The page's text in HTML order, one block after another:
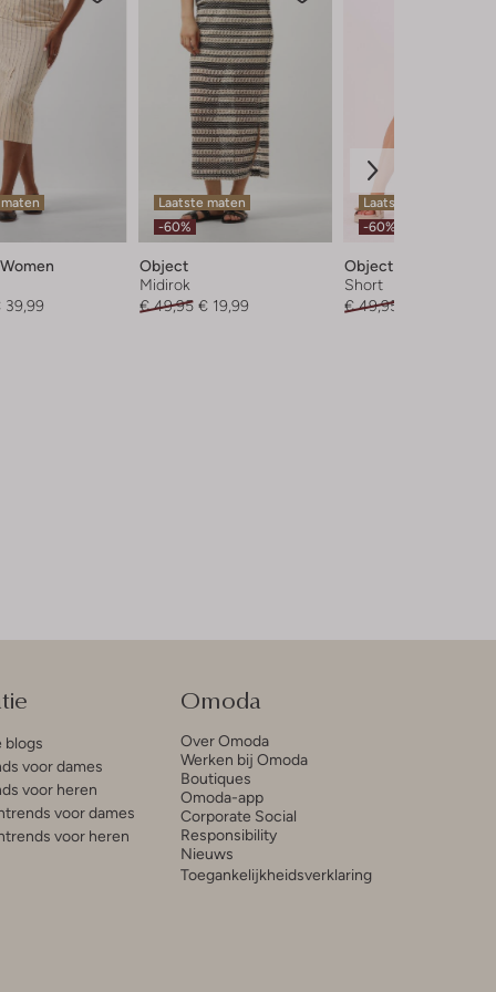
39,99
Laatste maten
-60%
Object
Midirok
€ 49,95 € 19,99
Laatste item
-60%
Object
Short
€ 49,95
blogs
voor dames
voor heren
voor dames
voor heren
Omoda
Over Omoda
Werken bij Omoda
Boutiques
Omoda-app
Corporate Social
Responsibility
Nieuws
Toegankelijkheidsverklaring